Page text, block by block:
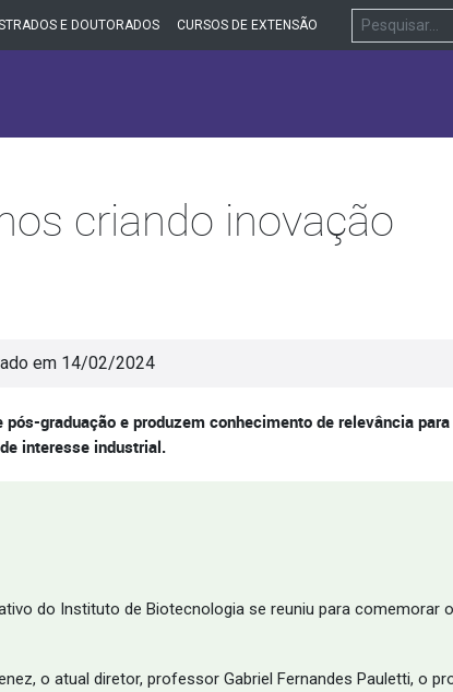
E DOUTORADOS CURSOS DE EXTENSÃO
criando inovação
em 14/02/2024
graduação e produzem conhecimento de relevância para
interesse industrial.
do Instituto de Biotecnologia se reuniu para comemorar
o atual diretor, professor Gabriel Fernandes Pauletti, o